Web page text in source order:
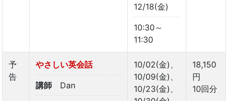
12/18(金)
10:30～
11:30
予
告
やさしい英会話
講師 Dan
10/02(金)、
10/09(金)、
10/23(金)、
18,150
円
10回分